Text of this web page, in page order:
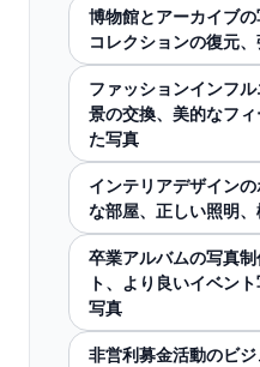
博物館とアーカイブ
コレクションの復元
ファッションインフ
景の交換、美的なフ
た写真
インテリアデザイン
な部屋、正しい照明
卒業アルバムの写真
ト、より良いイベン
写真
非営利募金活動のビ